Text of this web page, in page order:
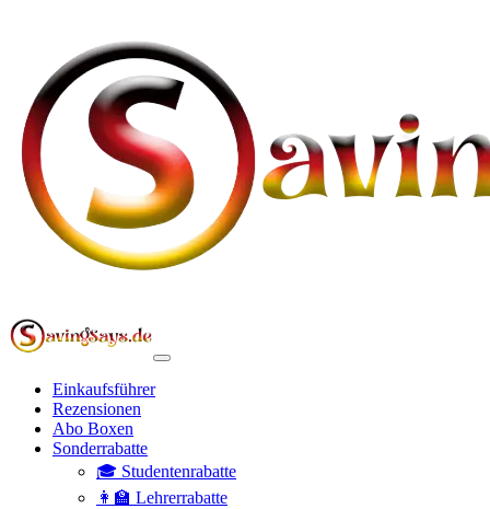
Einkaufsführer
Rezensionen
Abo Boxen
Sonderrabatte
🎓 Studentenrabatte
👩‍🏫 Lehrerrabatte